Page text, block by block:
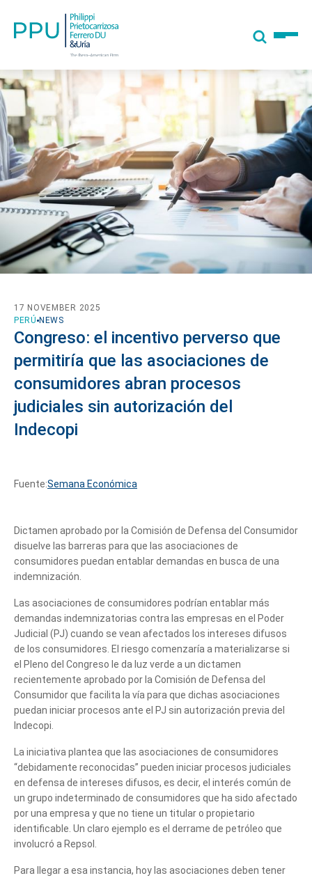
PERÚ NEWS
17 NOVEMBER 2025
Congreso: el incentivo perverso que
permitiría que las asociaciones de
consumidores abran procesos
judiciales sin autorización del
Indecopi
Fuente:Semana Económica
Dictamen aprobado por la Comisión de Defensa del Consumidor
disuelve las barreras para que las asociaciones de
consumidores puedan entablar demandas en busca de una
indemnización.
Las asociaciones de consumidores podrían entablar más
demandas indemnizatorias contra las empresas en el Poder
Judicial (PJ) cuando se vean afectados los intereses difusos
de los consumidores. El riesgo comenzaría a materializarse si
el Pleno del Congreso le da luz verde a un dictamen
recientemente aprobado por la Comisión de Defensa del
Consumidor que facilita la vía para que dichas asociaciones
puedan iniciar procesos ante el PJ sin autorización previa del
Indecopi.
La iniciativa plantea que las asociaciones de consumidores
“debidamente reconocidas” pueden iniciar procesos judiciales
en defensa de intereses difusos, es decir, el interés común de
un grupo indeterminado de consumidores que ha sido afectado
por una empresa y que no tiene un titular o propietario
identificable. Un claro ejemplo es el derrame de petróleo que
involucró a Repsol.
Para llegar a esa instancia, hoy las asociaciones deben tener